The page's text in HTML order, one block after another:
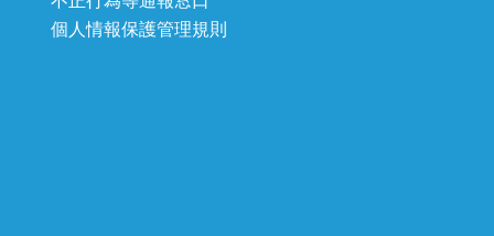
個人情報保護管理規則